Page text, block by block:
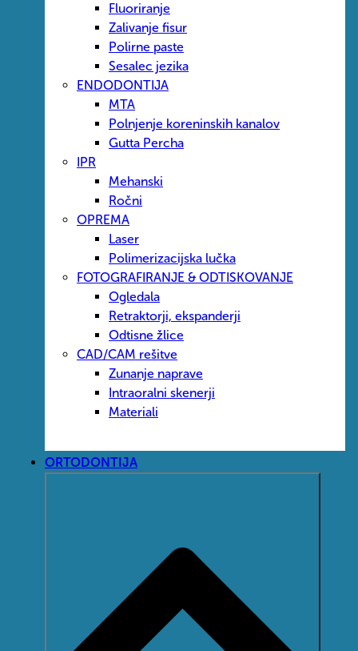
Fluoriranje
Zalivanje fisur
Polirne paste
Sesalec jezika
ENDODONTIJA
MTA
Polnjenje koreninskih kanalov
Gutta Percha
IPR
Mehanski
Ročni
OPREMA
Laser
Polimerizacijska lučka
FOTOGRAFIRANJE & ODTISKOVANJE
Ogledala
Retraktorji, ekspanderji
Odtisne žlice
CAD/CAM rešitve
Zunanje naprave
Intraoralni skenerji
Materiali
ORTODONTIJA